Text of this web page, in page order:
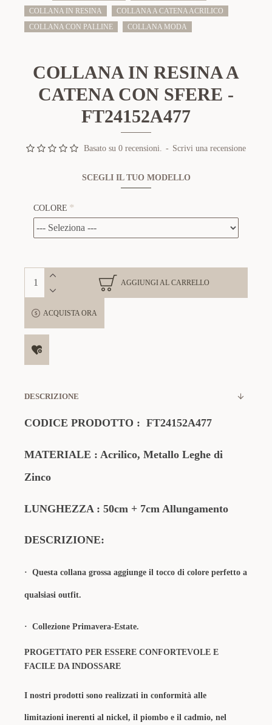
COLLANA IN RESINA
COLLANA A CATENA ACRILICO
COLLANA CON PALLINE
COLLANA MODA
COLLANA IN RESINA A
CATENA CON SFERE -
FT24152A477
Basato su 0 recensioni. - Scrivi una recensione
SCEGLI IL TUO MODELLO
COLORE
AGGIUNGI AL CARRELLO
ACQUISTA ORA
DESCRIZIONE
CODICE PRODOTTO : FT24152A477
MATERIALE : Acrilico, Metallo Leghe di
Zinco
LUNGHEZZA : 50cm + 7cm Allungamento
DESCRIZIONE:
· Questa collana grossa aggiunge il tocco di colore perfetto a
qualsiasi outfit.
· Collezione Primavera-Estate.
PROGETTATO PER ESSERE CONFORTEVOLE E
FACILE DA INDOSSARE
I nostri prodotti sono realizzati in conformità alle
limitazioni inerenti al nickel, il piombo e il cadmio, nel